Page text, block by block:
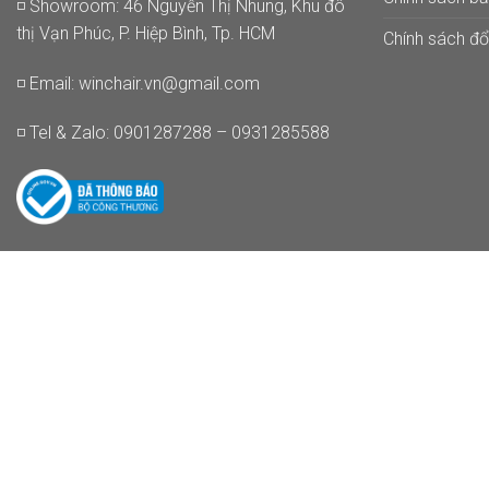
◽ Showroom: 46 Nguyễn Thị Nhung, Khu đô
thị Vạn Phúc, P. Hiệp Bình, Tp. HCM
◽ Email: winchair.vn@gmail.com
◽ Tel & Zalo: 0901287288 – 0931285588
Chính sách